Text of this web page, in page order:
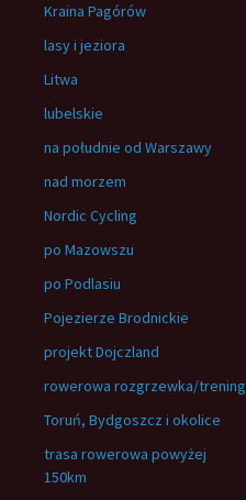
Kraina Pagórów
lasy i jeziora
Litwa
lubelskie
na południe od Warszawy
nad morzem
Nordic Cycling
po Mazowszu
po Podlasiu
Pojezierze Brodnickie
projekt Dojczland
rowerowa rozgrzewka/trening
Toruń, Bydgoszcz i okolice
trasa rowerowa powyżej
150km